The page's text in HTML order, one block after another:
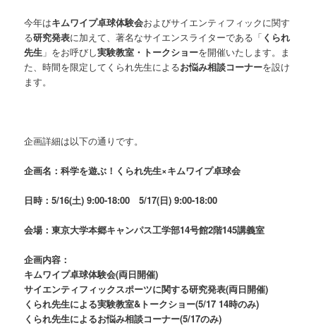
今年はキムワイプ卓球体験会およびサイエンティフィックに関す
る研究発表に加えて、著名なサイエンスライターである「 くられ
先生 」をお呼びし実験教室・トークショーを開催いたします。ま
た、時間を限定してくられ先生によるお悩み相談コーナーを設け
ます。
企画詳細は以下の通りです。
企画名：科学を遊ぶ！くられ先生×キムワイプ卓球会
日時：5/16(土) 9:00-18:00 5/17(日) 9:00-18:00
会場：東京大学本郷キャンパス工学部14号館2階145講義室
企画内容：
キムワイプ卓球体験会(両日開催)
サイエンティフィックスポーツに関する研究発表(両日開催)
くられ先生による実験教室&トークショー(5/17 14時のみ)
くられ先生によるお悩み相談コーナー(5/17のみ)